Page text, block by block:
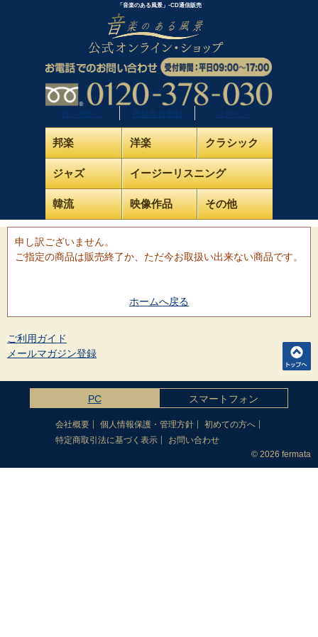
「音楽のある風景」-CD通信販売
買い物かご 新規会員登録 ログイン
邦楽 洋楽 クラシック
ジャズ イージーリスニング
韓流 映像作品 その他
申し訳ございません。
ご指定の商品は販売終了か、ただ今お取扱い出来ない商品です。
ホームへ戻る
スマートフォン
PC
ご利用ガイド
メールマガジン登録
会社概要 個人情報保護・管理方針
初めての方へ
特定商取引法に基づく表示
お問い合わせ
© 2026 fermata